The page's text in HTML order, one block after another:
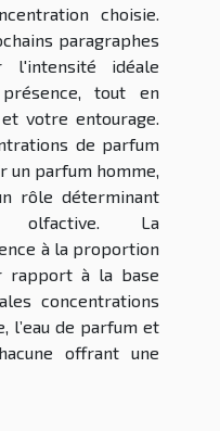
choisie.
paragraphes
l'intensité idéale
tout en
votre entourage.
de parfum
un parfum homme,
rôle déterminant
olfactive. La
à la proportion
rapport à la base
concentrations
l’eau de parfum et
offrant une